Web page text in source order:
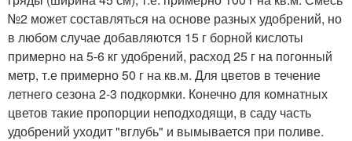
№2 может составляться на основе разных удобрений, но
в любом случае добавляются 15 г борной кислоты
примерно на 5-6 кг удобрений, расход 25 г на погонный
метр, т.е примерно 50 г на кв.м. Для цветов в течение
летнего сезона 2-3 подкормки. Конечно для комнатных
цветов такие пропорции неподходящи, в саду часть
удобрений уходит "вглубь" и вымывается при поливе.